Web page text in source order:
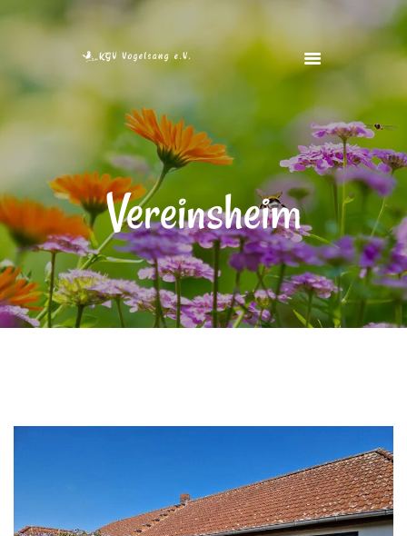
Vereinsheim
STARTSEITE
VEREIN
VEREINSHEIM
FOTOS
FREIE GÄRTEN
KONTAKT